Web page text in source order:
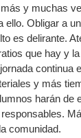
y muchas
ello. Obligar a
es delirante.
que hay y
continua
y más
harán de
comunidad.